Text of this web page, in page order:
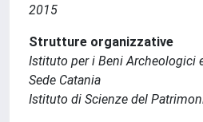
2015
Strutture organizzative
Istituto per i Beni Archeologici
Sede Catania
Istituto di Scienze del